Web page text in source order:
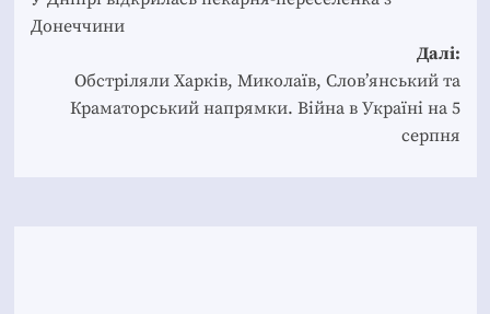
Донеччини
Далі:
Обстріляли Харків, Миколаїв, Слов’янський та
Краматорський напрямки. Війна в Україні на 5
серпня